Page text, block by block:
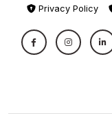
Privacy Policy